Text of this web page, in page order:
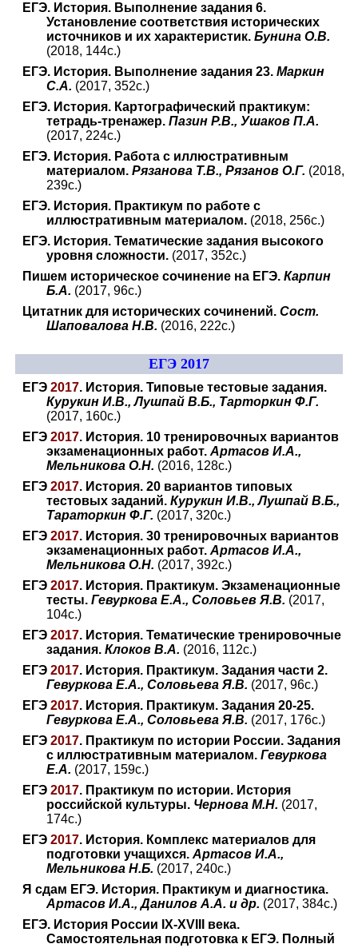
ЕГЭ. История. Выполнение задания 6.
Установление соответствия исторических
источников и их характеристик. Бунина О.В.
(2018, 144с.)
ЕГЭ. История. Выполнение задания 23. Маркин
С.А. (2017, 352с.)
ЕГЭ. История. Картографический практикум:
тетрадь-тренажер. Пазин Р.В., Ушаков П.А.
(2017, 224с.)
ЕГЭ. История. Работа с иллюстративным
материалом. Рязанова Т.В., Рязанов О.Г. (2018,
239с.)
ЕГЭ. История. Практикум по работе с
иллюстративным материалом. (2018, 256с.)
ЕГЭ. История. Тематические задания высокого
уровня сложности. (2017, 352с.)
Пишем историческое сочинение на ЕГЭ. Карпин
Б.А. (2017, 96с.)
Цитатник для исторических сочинений. Сост.
Шаповалова Н.В. (2016, 222с.)
ЕГЭ 2017
ЕГЭ 2017. История. Типовые тестовые задания.
Курукин И.В., Лушпай В.Б., Тарторкин Ф.Г.
(2017, 160с.)
ЕГЭ 2017. История. 10 тренировочных вариантов
экзаменационных работ. Артасов И.А.,
Мельникова О.Н. (2016, 128с.)
ЕГЭ 2017. История. 20 вариантов типовых
тестовых заданий. Курукин И.В., Лушпай В.Б.,
Тараторкин Ф.Г. (2017, 320с.)
ЕГЭ 2017. История. 30 тренировочных вариантов
экзаменационных работ. Артасов И.А.,
Мельникова О.Н. (2017, 392с.)
ЕГЭ 2017. История. Практикум. Экзаменационные
тесты. Гевуркова Е.А., Соловьев Я.В. (2017,
104с.)
ЕГЭ 2017. История. Тематические тренировочные
задания. Клоков В.А. (2016, 112с.)
ЕГЭ 2017. История. Практикум. Задания части 2.
Гевуркова Е.А., Соловьева Я.В. (2017, 96с.)
ЕГЭ 2017. История. Практикум. Задания 20-25.
Гевуркова Е.А., Соловьева Я.В. (2017, 176с.)
ЕГЭ 2017. Практикум по истории России. Задания
с иллюстративным материалом. Гевуркова
Е.А. (2017, 159с.)
ЕГЭ 2017. Практикум по истории. История
российской культуры. Чернова М.Н. (2017,
174с.)
ЕГЭ 2017. История. Комплекс материалов для
подготовки учащихся. Артасов И.А.,
Мельникова Н.Б. (2017, 240с.)
Я сдам ЕГЭ. История. Практикум и диагностика.
Артасов И.А., Данилов А.А. и др. (2017, 384с.)
ЕГЭ. История России IX-XVIII века.
Самостоятельная подготовка к ЕГЭ. Полный